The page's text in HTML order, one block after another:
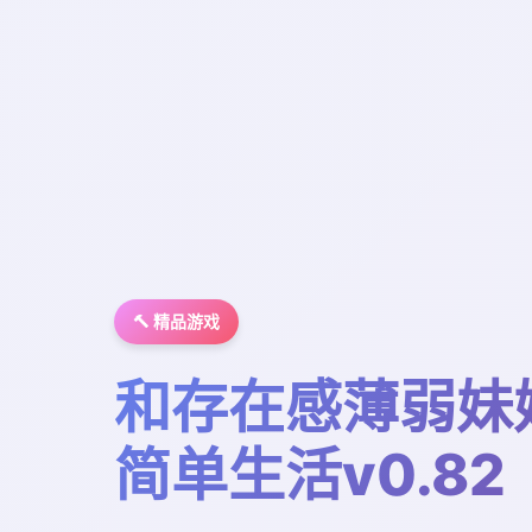
🔨 精品游戏
和存在感薄弱妹
简单生活v0.82